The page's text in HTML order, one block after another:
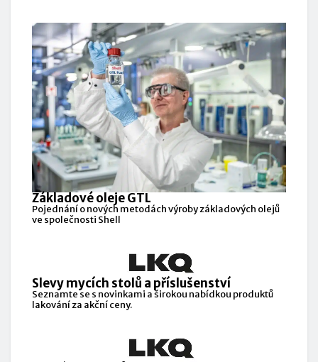
Základové oleje GTL
Pojednání o nových metodách výroby základových olejů
ve společnosti Shell
Slevy mycích stolů a příslušenství
Seznamte se s novinkami a širokou nabídkou produktů
lakování za akční ceny.